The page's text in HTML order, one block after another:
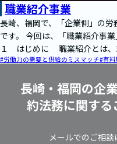
職業紹介事業
長崎、福岡で、「企業側」の
です。 今回は、「職業紹介事
１ はじめに 職業紹介とは、
求職者と…
#労働力の需要と供給のミスマッチ#有
長崎・福岡の企
約法務に関する
メールでのご相談